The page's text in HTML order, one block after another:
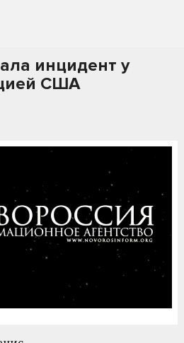
инцидент у
США